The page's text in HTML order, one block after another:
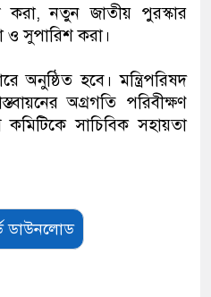
করা, নতুন জাতীয় পুরস্কার
ও সুপারিশ করা।
অনুষ্ঠিত হবে। মন্ত্রিপরিষদ
অগ্রগতি পরিবীক্ষণ
কমিটিকে সাচিবিক সহায়তা
ডাউনলোড